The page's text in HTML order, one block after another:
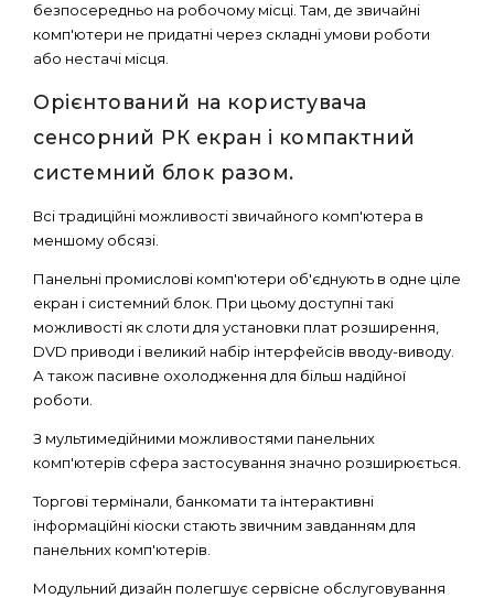
безпосередньо на робочому місці. Там, де звичайні
комп'ютери не придатні через складні умови роботи
або нестачі місця.
Орієнтований на користувача
сенсорний РК екран і компактний
системний блок разом.
Всі традиційні можливості звичайного комп'ютера в
меншому обсязі.
Панельні промислові комп'ютери об'єднують в одне ціле
екран і системний блок. При цьому доступні такі
можливості як слоти для установки плат розширення,
DVD приводи і великий набір інтерфейсів вводу-виводу.
А також пасивне охолодження для більш надійної
роботи.
З мультимедійними можливостями панельних
комп'ютерів сфера застосування значно розширюється.
Торгові термінали, банкомати та інтерактивні
інформаційні кіоски стають звичним завданням для
панельних комп'ютерів.
Модульний дизайн полегшує сервісне обслуговування